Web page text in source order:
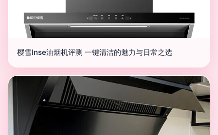
樱雪Inse油烟机评测 一键清洁的魅力与日常之选